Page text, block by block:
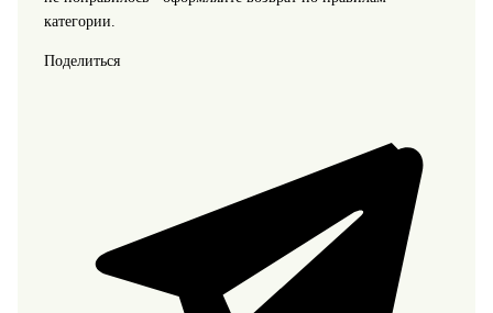
категории.
Поделиться